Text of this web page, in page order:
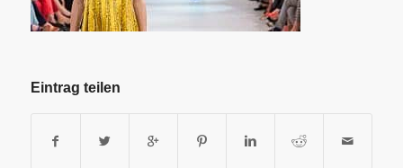
Eintrag teilen